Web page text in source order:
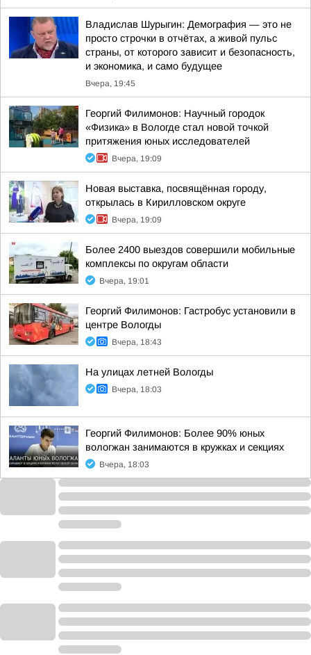
Владислав Шурыгин: Демография — это не
просто строчки в отчётах, а живой пульс
страны, от которого зависит и безопасность,
и экономика, и само будущее
Вчера, 19:45
Георгий Филимонов: Научный городок
«Физика» в Вологде стал новой точкой
притяжения юных исследователей
Вчера, 19:09
Новая выставка, посвящённая городу,
открылась в Кирилловском округе
Вчера, 19:09
Более 2400 выездов совершили мобильные
комплексы по округам области
Вчера, 19:01
Георгий Филимонов: Гастробус установили в
центре Вологды
Вчера, 18:43
На улицах летней Вологды
Вчера, 18:03
Георгий Филимонов: Более 90% юных
вологжан занимаются в кружках и секциях
Вчера, 18:03